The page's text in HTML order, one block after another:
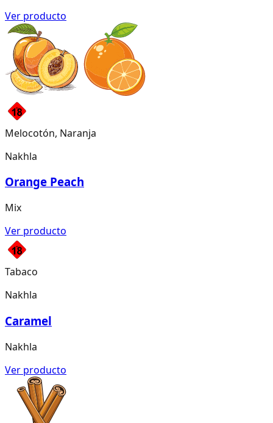
Ver producto
Melocotón, Naranja
Nakhla
Orange Peach
Mix
Ver producto
Tabaco
Nakhla
Caramel
Nakhla
Ver producto